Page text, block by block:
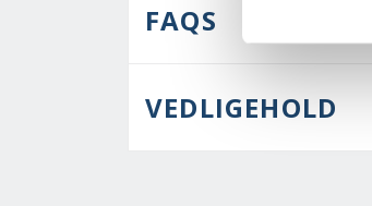
FAQS
VEDLIGEHOLD